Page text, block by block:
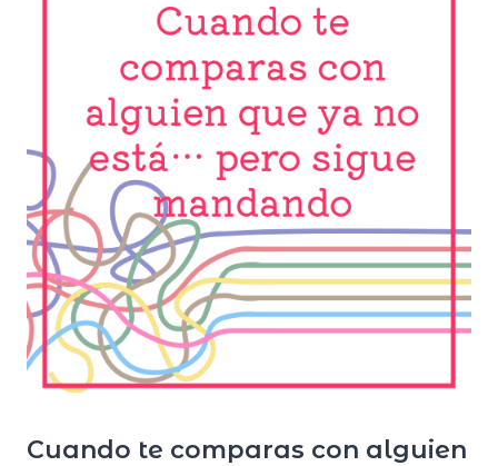
Cuando te comparas con alguien